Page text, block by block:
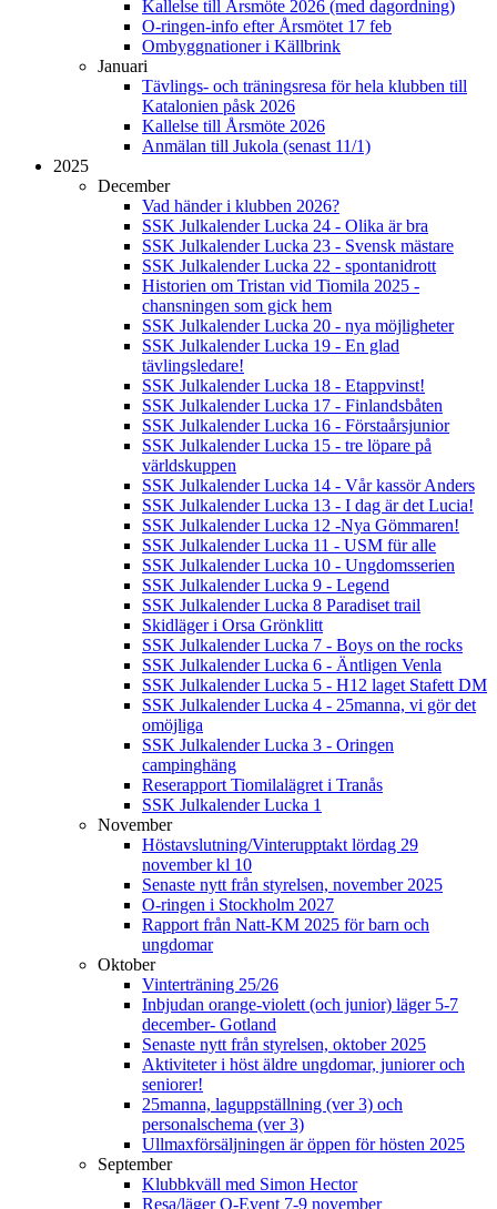
Kallelse till Årsmöte 2026 (med dagordning)
O-ringen-info efter Årsmötet 17 feb
Ombyggnationer i Källbrink
Januari
Tävlings- och träningsresa för hela klubben till
Katalonien påsk 2026
Kallelse till Årsmöte 2026
Anmälan till Jukola (senast 11/1)
2025
December
Vad händer i klubben 2026?
SSK Julkalender Lucka 24 - Olika är bra
SSK Julkalender Lucka 23 - Svensk mästare
SSK Julkalender Lucka 22 - spontanidrott
Historien om Tristan vid Tiomila 2025 -
chansningen som gick hem
SSK Julkalender Lucka 20 - nya möjligheter
SSK Julkalender Lucka 19 - En glad
tävlingsledare!
SSK Julkalender Lucka 18 - Etappvinst!
SSK Julkalender Lucka 17 - Finlandsbåten
SSK Julkalender Lucka 16 - Förstaårsjunior
SSK Julkalender Lucka 15 - tre löpare på
världskuppen
SSK Julkalender Lucka 14 - Vår kassör Anders
SSK Julkalender Lucka 13 - I dag är det Lucia!
SSK Julkalender Lucka 12 -Nya Gömmaren!
SSK Julkalender Lucka 11 - USM für alle
SSK Julkalender Lucka 10 - Ungdomsserien
SSK Julkalender Lucka 9 - Legend
SSK Julkalender Lucka 8 Paradiset trail
Skidläger i Orsa Grönklitt
SSK Julkalender Lucka 7 - Boys on the rocks
SSK Julkalender Lucka 6 - Äntligen Venla
SSK Julkalender Lucka 5 - H12 laget Stafett DM
SSK Julkalender Lucka 4 - 25manna, vi gör det
omöjliga
SSK Julkalender Lucka 3 - Oringen
campinghäng
Reserapport Tiomilalägret i Tranås
SSK Julkalender Lucka 1
November
Höstavslutning/Vinterupptakt lördag 29
november kl 10
Senaste nytt från styrelsen, november 2025
O-ringen i Stockholm 2027
Rapport från Natt-KM 2025 för barn och
ungdomar
Oktober
Vinterträning 25/26
Inbjudan orange-violett (och junior) läger 5-7
december- Gotland
Senaste nytt från styrelsen, oktober 2025
Aktiviteter i höst äldre ungdomar, juniorer och
seniorer!
25manna, laguppställning (ver 3) och
personalschema (ver 3)
Ullmaxförsäljningen är öppen för hösten 2025
September
Klubbkväll med Simon Hector
Resa/läger O-Event 7-9 november